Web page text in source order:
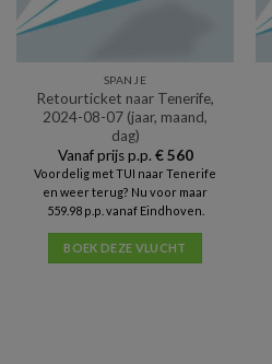
SPANJE
Retourticket naar Tenerife,
2024-08-07 (jaar, maand,
dag)
Vanaf prijs p.p. €560
Voordelig met TUI naar Tenerife
en weer terug? Nu voor maar
559.98 p.p. vanaf Eindhoven.
BOEK DEZE VLUCHT